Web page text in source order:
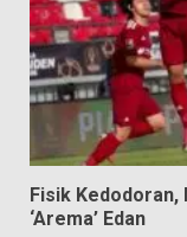
Fisik Kedodoran,
‘Arema’ Edan